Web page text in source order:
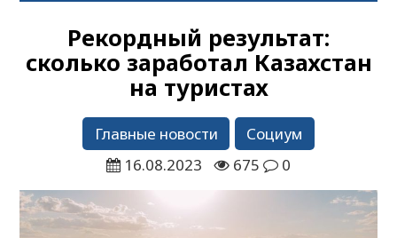
Рекордный результат:
сколько заработал Казахстан
на туристах
Главные новости
Социум
16.08.2023
675 0